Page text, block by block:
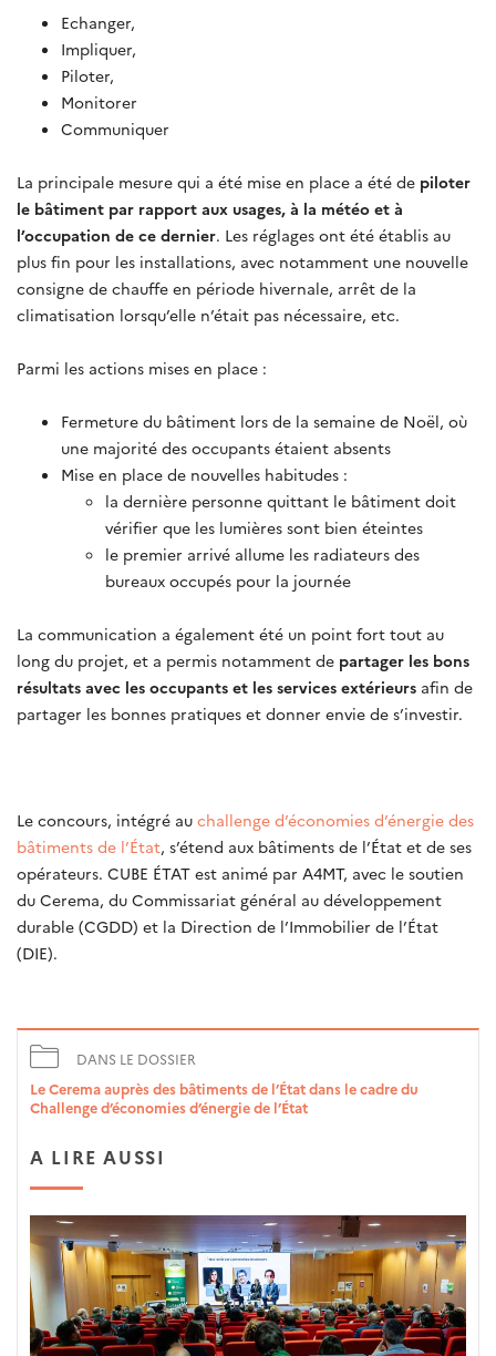
Echanger,
Impliquer,
Piloter,
Monitorer
Communiquer
La principale mesure qui a été mise en place a été de piloter
le bâtiment par rapport aux usages, à la météo et à
l’occupation de ce dernier. Les réglages ont été établis au
plus fin pour les installations, avec notamment une nouvelle
consigne de chauffe en période hivernale, arrêt de la
climatisation lorsqu’elle n’était pas nécessaire, etc.
Parmi les actions mises en place :
Fermeture du bâtiment lors de la semaine de Noël, où
une majorité des occupants étaient absents
Mise en place de nouvelles habitudes :
la dernière personne quittant le bâtiment doit
vérifier que les lumières sont bien éteintes
le premier arrivé allume les radiateurs des
bureaux occupés pour la journée
La communication a également été un point fort tout au
long du projet, et a permis notamment de partager les bons
résultats avec les occupants et les services extérieurs afin de
partager les bonnes pratiques et donner envie de s’investir.
Le concours, intégré au challenge d’économies d’énergie des
bâtiments de l’État, s’étend aux bâtiments de l’État et de ses
opérateurs. CUBE ÉTAT est animé par A4MT, avec le soutien
du Cerema, du Commissariat général au développement
durable (CGDD) et la Direction de l’Immobilier de l’État
(DIE).
DANS LE DOSSIER
Le Cerema auprès des bâtiments de l’État dans le cadre du
Challenge d’économies d’énergie de l’État
A LIRE AUSSI